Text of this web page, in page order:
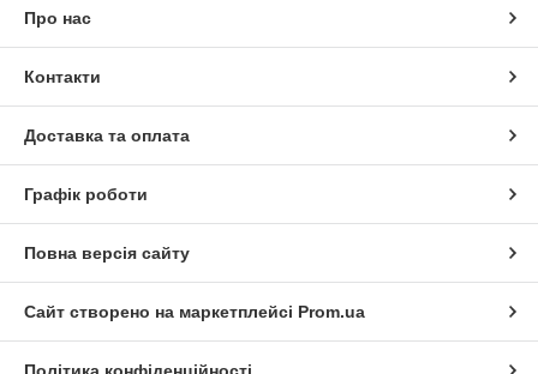
Про нас
Контакти
Доставка та оплата
Графік роботи
Повна версія сайту
Сайт створено на маркетплейсі Prom.ua